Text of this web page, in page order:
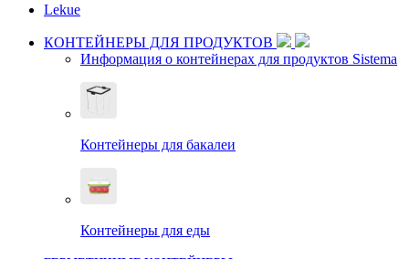
Lekue
КОНТЕЙНЕРЫ ДЛЯ ПРОДУКТОВ
Информация о контейнерах для продуктов Sistema
Контейнеры для бакалеи
Контейнеры для еды